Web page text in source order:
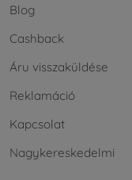
Blog
Cashback
Áru visszaküldése
Reklamáció
Kapcsolat
Nagykereskedelmi